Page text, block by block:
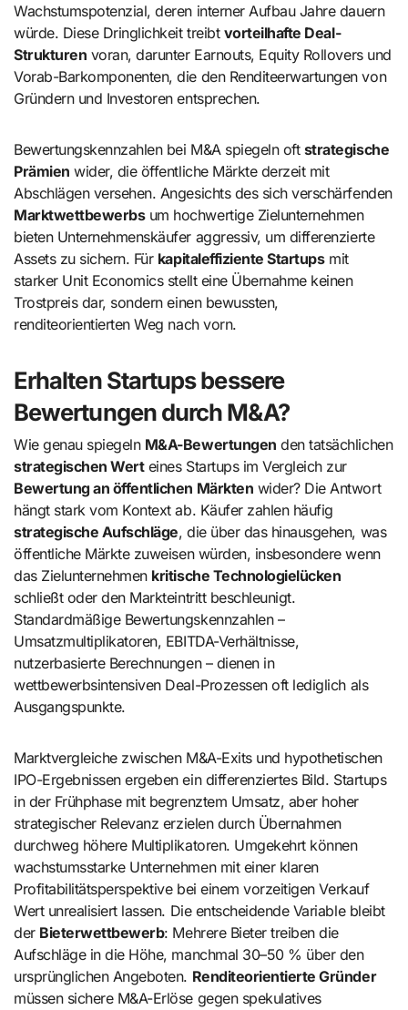
Wachstumspotenzial, deren interner Aufbau Jahre dauern
würde. Diese Dringlichkeit treibt vorteilhafte Deal-
Strukturen voran, darunter Earnouts, Equity Rollovers und
Vorab-Barkomponenten, die den Renditeerwartungen von
Gründern und Investoren entsprechen.
Bewertungskennzahlen bei M&A spiegeln oft strategische
Prämien wider, die öffentliche Märkte derzeit mit
Abschlägen versehen. Angesichts des sich verschärfenden
Marktwettbewerbsum hochwertige Zielunternehmen
bieten Unternehmenskäufer aggressiv, um differenzierte
Assets zu sichern. Für kapitaleffiziente Startupsmit
starker Unit Economics stellt eine Übernahme keinen
Trostpreis dar, sondern einen bewussten,
renditeorientierten Weg nach vorn.
Erhalten Startups bessere
Bewertungen durch M&A?
Wie genau spiegeln M&A-Bewertungen den tatsächlichen
strategischen Werteines Startups im Vergleich zur
Bewertung an öffentlichen Märkten wider? Die Antwort
hängt stark vom Kontext ab. Käufer zahlen häufig
strategische Aufschläge, die über das hinausgehen, was
öffentliche Märkte zuweisen würden, insbesondere wenn
das Zielunternehmen kritische Technologielücken
schließt oder den Markteintritt beschleunigt.
Standardmäßige Bewertungskennzahlen –
Umsatzmultiplikatoren, EBITDA-Verhältnisse,
nutzerbasierte Berechnungen – dienen in
wettbewerbsintensiven Deal-Prozessen oft lediglich als
Ausgangspunkte.
Marktvergleiche zwischen M&A-Exits und hypothetischen
IPO-Ergebnissen ergeben ein differenziertes Bild. Startups
in der Frühphase mit begrenztem Umsatz, aber hoher
strategischer Relevanz erzielen durch Übernahmen
durchweg höhere Multiplikatoren. Umgekehrt können
wachstumsstarke Unternehmen mit einer klaren
Profitabilitätsperspektive bei einem vorzeitigen Verkauf
Wert unrealisiert lassen. Die entscheidende Variable bleibt
der Bieterwettbewerb: Mehrere Bieter treiben die
Aufschläge in die Höhe, manchmal 30–50 % über den
ursprünglichen Angeboten. Renditeorientierte Gründer
müssen sichere M&A-Erlöse gegen spekulatives